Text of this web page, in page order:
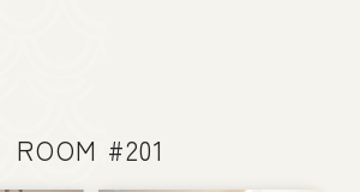
ROOM #201